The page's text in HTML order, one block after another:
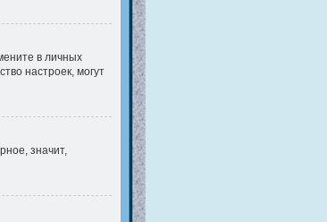
в личных
настроек, могут
значит,